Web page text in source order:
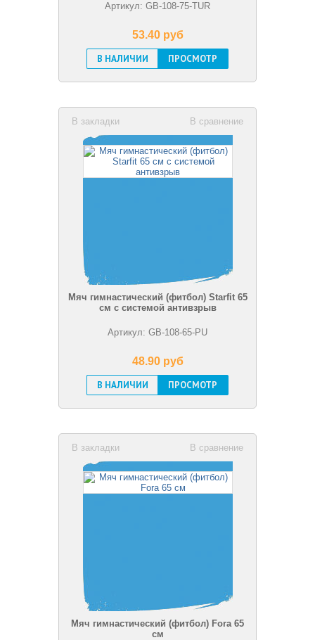
Артикул: GB-108-75-TUR
53.40 pуб
В НАЛИЧИИ
ПРОСМОТР
В сравнение
В закладки
Мяч гимнастический (фитбол) Starfit 65
см с системой антивзрыв
Артикул: GB-108-65-PU
48.90 pуб
В НАЛИЧИИ
ПРОСМОТР
В сравнение
В закладки
Мяч гимнастический (фитбол) Fora 65
см